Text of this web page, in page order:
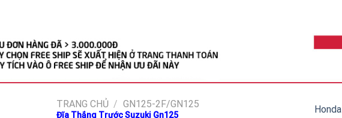
TRANG CHỦ / GN125-2F/GN125
Đĩa Thắng Trước Suzuki Gn125
Honda